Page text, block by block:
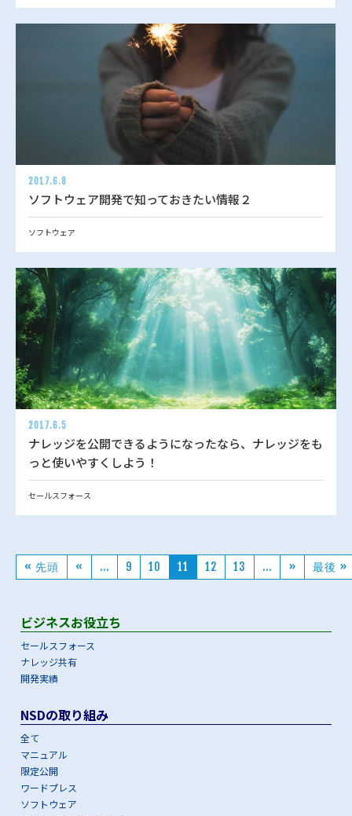
2017.6.8
ソフトウェア開発で知っておきたい情報２
ソフトウェア
2017.6.5
ナレッジを公開できるようになったなら、ナレッジをも
っと使いやすくしよう！
セールスフォース
« 先頭 « ... 9 10 11 12 13 ... » 最後 »
ビジネスお役立ち
セールスフォース
ナレッジ共有
開発実績
NSDの取り組み
全て
マニュアル
限定公開
ワードプレス
ソフトウェア